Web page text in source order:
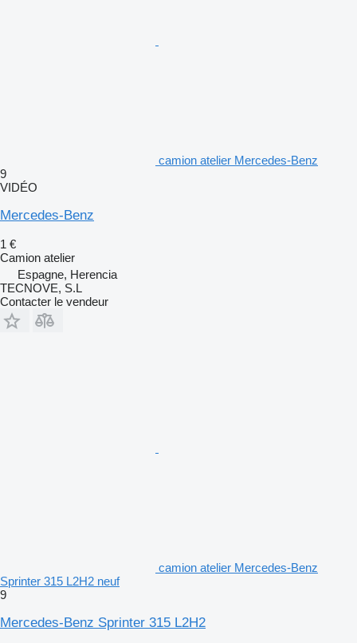
camion atelier Mercedes-Benz
9
VIDÉO
Mercedes-Benz
1 €
Camion atelier
Espagne, Herencia
TECNOVE, S.L
Contacter le vendeur
camion atelier Mercedes-Benz
Sprinter 315 L2H2 neuf
9
Mercedes-Benz Sprinter 315 L2H2